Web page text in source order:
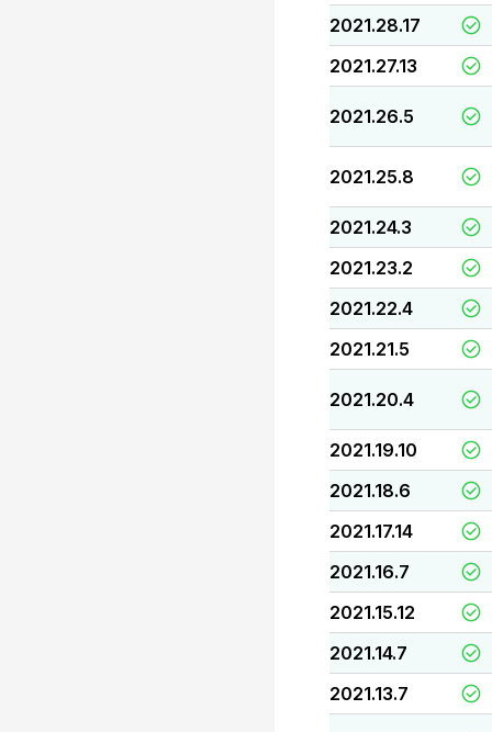
2021.28.17
2021.27.13
2021.26.5
2021.25.8
2021.24.3
2021.23.2
2021.22.4
2021.21.5
2021.20.4
2021.19.10
2021.18.6
2021.17.14
2021.16.7
2021.15.12
2021.14.7
2021.13.7